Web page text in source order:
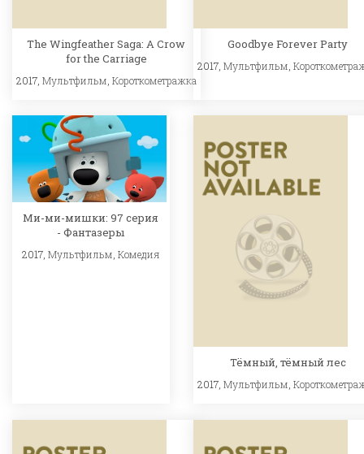
The Wingfeather Saga: A Crow
for the Carriage
2017, Мультфильм Короткометражка
Goodbye Forever Party
2017,Мультфильм ,
Ми-ми-мишки: 97 серия
- Фантазеры
2017, Мультфильм, Комедия
Тёмный, тёмный лес
2017,Мультфильм,